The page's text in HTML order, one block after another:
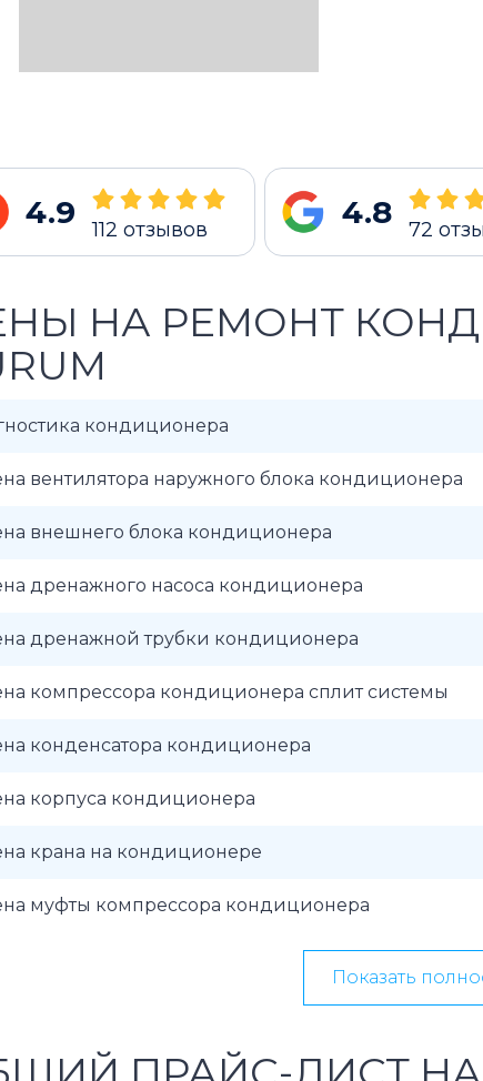
4.9 112 отзывов 4.8 72
НА РЕМОНТ
кондиционера
вентилятора наружного блока кондиционера
внешнего блока кондиционера
дренажного насоса кондиционера
дренажной трубки кондиционера
компрессора кондиционера сплит системы
конденсатора кондиционера
корпуса кондиционера
крана на кондиционере
муфты компрессора кондиционера
Показать